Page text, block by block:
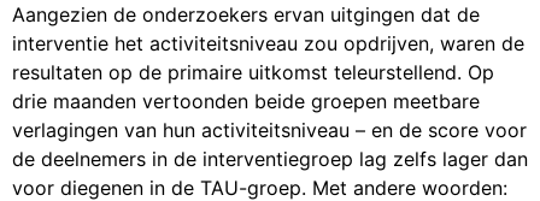
Aangezien de onderzoekers ervan uitgingen dat de
interventie het activiteitsniveau zou opdrijven, waren de
resultaten op de primaire uitkomst teleurstellend. Op
drie maanden vertoonden beide groepen meetbare
verlagingen van hun activiteitsniveau – en de score voor
de deelnemers in de interventiegroep lag zelfs lager dan
voor diegenen in de TAU-groep. Met andere woorden: